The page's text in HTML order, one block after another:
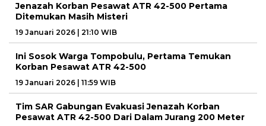
Jenazah Korban Pesawat ATR 42-500 Pertama
Ditemukan Masih Misteri
19 Januari 2026 | 21:10 WIB
Ini Sosok Warga Tompobulu, Pertama Temukan
Korban Pesawat ATR 42-500
19 Januari 2026 | 11:59 WIB
Tim SAR Gabungan Evakuasi Jenazah Korban
Pesawat ATR 42-500 Dari Dalam Jurang 200 Meter